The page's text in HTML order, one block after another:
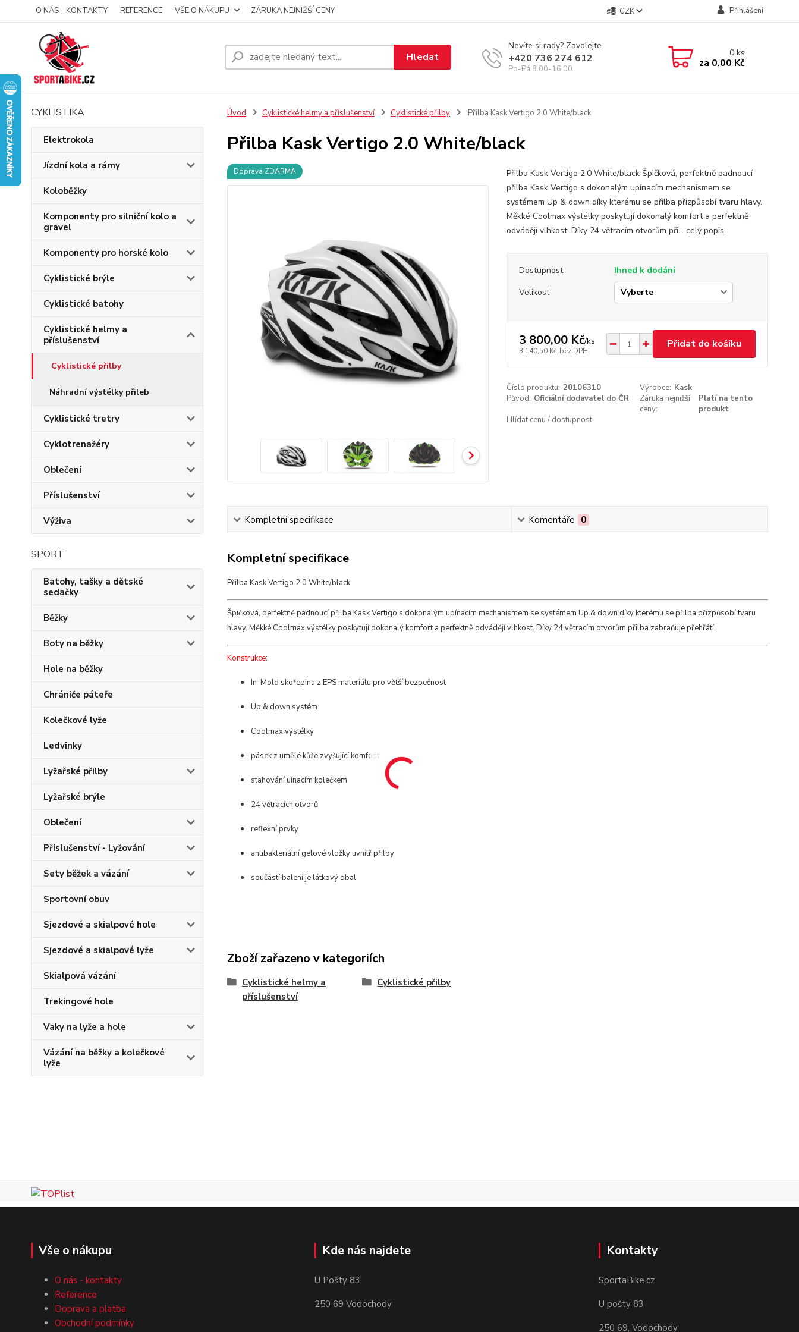
O NÁS - KONTAKTY REFERENCE VŠE O NÁKUPU ZÁRUKA NEJNIŽŠÍ CENY CZK Přihlášení
Hledat
Nevíte si rady? Zavolejte.
+420 736 274 612
Po-Pá 8.00-16.00
0ks
za 0,00 Kč
CYKLISTIKA
Elektrokola
Jízdní kola a rámy
Koloběžky
Komponenty pro silniční kolo a
gravel
Komponenty pro horské kolo
Cyklistické brýle
Cyklistické batohy
Cyklistické helmy a
příslušenství
Cyklistické přilby
Náhradní výstélky přileb
Cyklistické tretry
Cyklotrenažéry
Oblečení
Příslušenství
Výživa
SPORT
Batohy, tašky a dětské
sedačky
Běžky
Boty na běžky
Hole na běžky
Chrániče páteře
Kolečkové lyže
Ledvinky
Lyžařské přilby
Lyžařské brýle
Oblečení
Příslušenství - Lyžování
Sety běžek a vázání
Sportovní obuv
Sjezdové a skialpové hole
Sjezdové a skialpové lyže
Skialpová vázání
Trekingové hole
Vaky na lyže a hole
Vázání na běžky a kolečkové
lyže
Úvod Cyklistické helmy a příslušenství Cyklistické přilby Přilba Kask Vertigo 2.0 White/black
Přilba Kask Vertigo 2.0 White/black
Doprava ZDARMA
Přilba Kask Vertigo 2.0 White/black Špičková, perfektně padnoucí
přilba Kask Vertigo s dokonalým upínacím mechanismem se
systémem Up & down díky kterému se přilba přizpůsobí tvaru hlavy.
Měkké Coolmax výstélky poskytují dokonalý komfort a perfektně
odvádějí vlhkost. Díky 24 větracím otvorům při... celý popis
Dostupnost
Ihned k dodání
Velikost
3 800,00 Kč/ks
3 140,50 Kč bez DPH
Přidat do košíku
Číslo produktu: 20106310 Výrobce: Kask
Původ: Oficiální dodavatel do ČR
Záruka nejnižší
ceny:
Platí na tento
produkt
Hlídat cenu / dostupnost
Kompletní specifikace Komentáře 0
Kompletní specifikace
Přilba Kask Vertigo 2.0 White/black
Špičková, perfektně padnoucí přilba Kask Vertigo s dokonalým upínacím mechanismem se systémem Up & down díky kterému se přilba přizpůsobí tvaru
hlavy. Měkké Coolmax výstélky poskytují dokonalý komfort a perfektně odvádějí vlhkost. Díky 24 větracím otvorům přilba zabraňuje přehřátí.
Konstrukce:
In-Mold skořepina z EPS materiálu pro větší bezpečnost
Up & down systém
Coolmax výstélky
pásek z umělé kůže zvyšující komfost
stahování uínacím kolečkem
24 větracích otvorů
reflexní prvky
antibakteriální gelové vložky uvnitř přilby
součástí balení je látkový obal
Zboží zařazeno v kategoriích
Cyklistické helmy a
příslušenství
Cyklistické přilby
Vše o nákupu
O nás - kontakty
Reference
Doprava a platba
Obchodní podmínky
Kde nás najdete
U Pošty 83
250 69 Vodochody
Kontakty
SportaBike.cz
U pošty 83
250 69, Vodochody